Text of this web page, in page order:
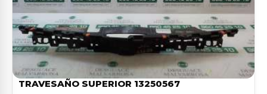
TRAVESAÑO SUPERIOR 13250567